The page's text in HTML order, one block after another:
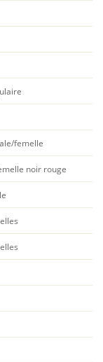
femelle
noir rouge